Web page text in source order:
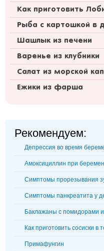
Как приготовить
Рыба с картошкой в
Шашлык из печени
Варенье из клубники
Салат из морской
Ежики из фарша
Рекомендуем:
Депрессия во время
Амоксициллин при
Симптомы прорезывания
Симптомы панкреатита у
Баклажаны с помидорами
Как приготовить сосиски в
Примафунгин